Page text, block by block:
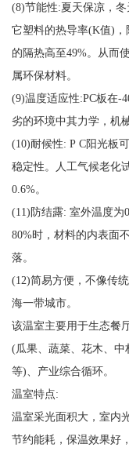
(8)节能性:夏天保凉，
它塑料的热导率(K值)，
的隔热高至49%。从而
属环保材料。
(9)温度适应性:PC板在
劣的环境中其力学，机
(10)耐候性: P C阳光板
稳定性。人工气候老化
0.6%。
(11)防结露: 室外温度
80%时，材料的内表面
落。
(12)简易方便，不像传
海一带城市。
该温室主要用于生态餐
(瓜果、蔬菜、花木、
等)、产业综合循环。
温室特点:
温室采光面积大，室内
节约能耗，保温效果好